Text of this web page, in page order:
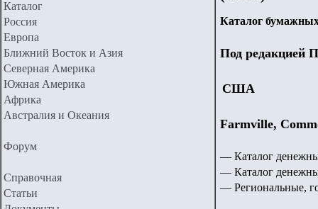
Каталог
Россия
Европа
Ближний Восток и Азия
Северная Америка
Южная Америка
Африка
Австралия и Океания
Форум
Справочная
Статьи
Каталог
Под редакцией
США
Farmville,
— Каталог
— Каталог
— Региональные,